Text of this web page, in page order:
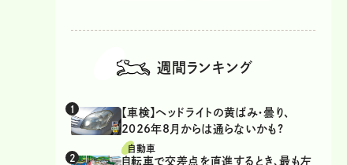
週間ランキング
【車検】ヘッドライトの黄ばみ・曇り、
2026年8月からは通らないかも?
自動車
自転車で交差点を直進するとき、最も左